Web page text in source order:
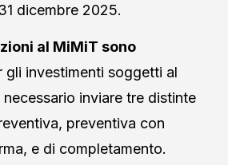
dicembre 2025.
al MiMiT sono
gli investimenti soggetti al
inviare tre distinte
preventiva con
e di completamento.